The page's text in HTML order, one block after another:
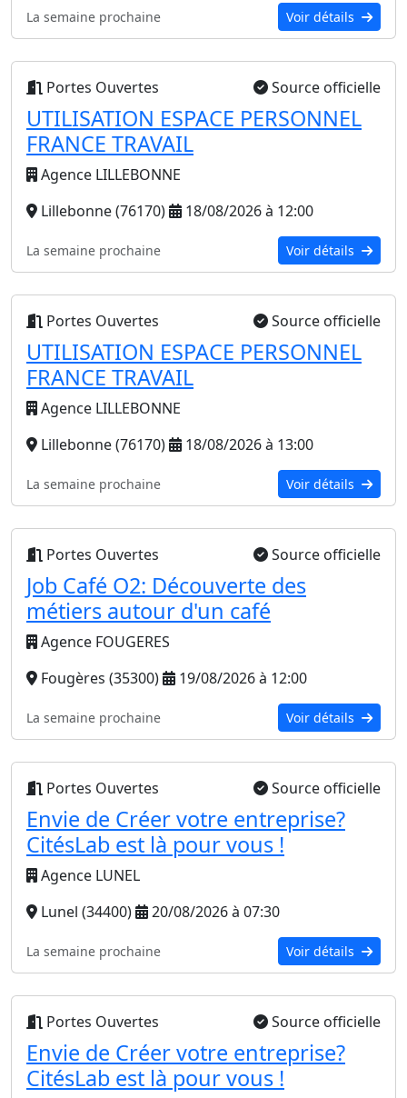
La semaine prochaine Voir détails
Portes Ouvertes Source officielle
UTILISATION ESPACE PERSONNEL
FRANCE TRAVAIL
Agence LILLEBONNE
Lillebonne (76170)
18/08/2026 à 12:00
La semaine prochaine Voir détails
Portes Ouvertes Source officielle
UTILISATION ESPACE PERSONNEL
FRANCE TRAVAIL
Agence LILLEBONNE
Lillebonne (76170)
18/08/2026 à 13:00
La semaine prochaine Voir détails
Portes Ouvertes Source officielle
Job Café O2: Découverte des
métiers autour d'un café
Agence FOUGERES
Fougères (35300)
19/08/2026 à 12:00
La semaine prochaine Voir détails
Portes Ouvertes Source officielle
Envie de Créer votre entreprise?
CitésLab est là pour vous !
Agence LUNEL
Lunel (34400)
20/08/2026 à 07:30
La semaine prochaine Voir détails
Portes Ouvertes Source officielle
Envie de Créer votre entreprise?
CitésLab est là pour vous !